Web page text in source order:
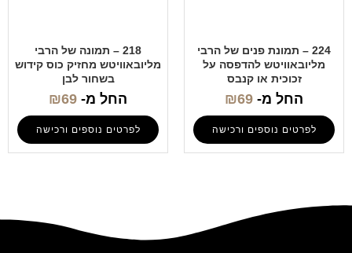
224 – תמונת פנים של הרבי
מליובאוויטש להדפסה על
זכוכית או קנבס
החל מ- ₪69
לפרטים נוספים ורכישה
218 – תמונה של הרבי
מליובאוויטש מחזיק כוס קידוש
בשחור לבן
החל מ- ₪69
לפרטים נוספים ורכישה